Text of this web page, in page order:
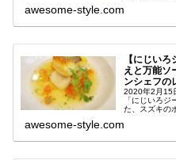
awesome-style.com
【にじい
えと万能ソ
ンシェフの
2020年2月15
「にじいろ
た、スズキの
awesome-style.com